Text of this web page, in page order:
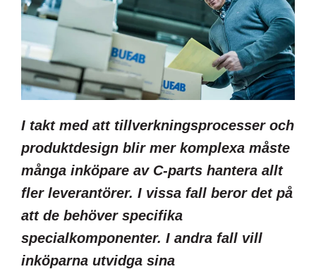
I takt med att tillverkningsprocesser och
produktdesign blir mer komplexa måste
många inköpare av C-parts hantera allt
fler leverantörer. I vissa fall beror det på
att de behöver specifika
specialkomponenter. I andra fall vill
inköparna utvidga sina